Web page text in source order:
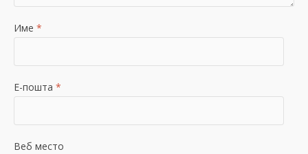
Име *
Е-пошта *
Веб место